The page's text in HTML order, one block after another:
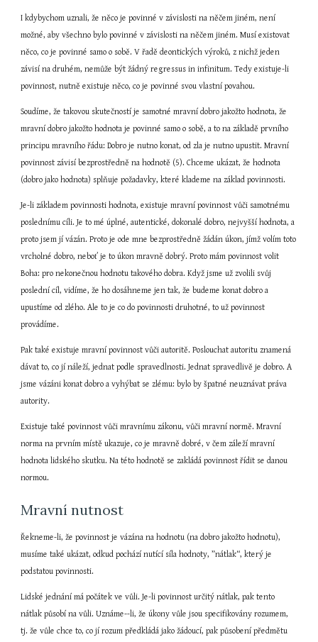
I kdybychom uznali, že něco je povinné v závislosti na něčem jiném, není
možné, aby všechno bylo povinné v závislosti na něčem jiném. Musí existovat
něco, co je povinné samo o sobě. V řadě deontických výroků, z nichž jeden
závisí na druhém, nemůže být žádný regressus in infinitum. Tedy existuje-li
povinnost, nutně existuje něco, co je povinné svou vlastní povahou.
Soudíme, že takovou skutečností je samotné mravní dobro jakožto hodnota, že
mravní dobro jakožto hodnota je povinné samo o sobě, a to na základě prvního
principu mravního řádu: Dobro je nutno konat, od zla je nutno upustit. Mravní
povinnost závisí bezprostředně na hodnotě (5). Chceme ukázat, že hodnota
(dobro jako hodnota) splňuje požadavky, které klademe na základ povinnosti.
Je-li základem povinnosti hodnota, existuje mravní povinnost vůči samotnému
poslednímu cíli. Je to mé úplné, autentické, dokonalé dobro, nejvyšší hodnota, a
proto jsem jí vázán. Proto je ode mne bezprostředně žádán úkon, jímž volím toto
vrcholné dobro, neboť je to úkon mravně dobrý. Proto mám povinnost volit
Boha: pro nekonečnou hodnotu takového dobra. Když jsme už zvolili svůj
poslední cíl, vidíme, že ho dosáhneme jen tak, že budeme konat dobro a
upustíme od zlého. Ale to je co do povinnosti druhotné, to už povinnost
provádíme.
Pak také existuje mravní povinnost vůči autoritě. Poslouchat autoritu znamená
dávat to, co jí náleží, jednat podle spravedlnosti. Jednat spravedlivě je dobro. A
jsme vázáni konat dobro a vyhýbat se zlému: bylo by špatné neuznávat práva
autority.
Existuje také povinnost vůči mravnímu zákonu, vůči mravní normě. Mravní
norma na prvním místě ukazuje, co je mravně dobré, v čem záleží mravní
hodnota lidského skutku. Na této hodnotě se zakládá povinnost řídit se danou
normou.
Mravní nutnost
Řekneme-li, že povinnost je vázána na hodnotu (na dobro jakožto hodnotu),
musíme také ukázat, odkud pochází nutící síla hodnoty, ”nátlak“, který je
podstatou povinnosti.
Lidské jednání má počátek ve vůli. Je-li povinnost určitý nátlak, pak tento
nátlak působí na vůli. Uznáme--li, že úkony vůle jsou specifikovány rozumem,
tj. že vůle chce to, co jí rozum předkládá jako žádoucí, pak působení předmětu